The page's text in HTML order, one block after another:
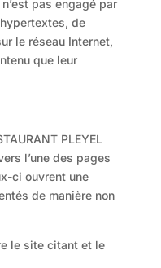
pas engagé par
de
le réseau Internet,
que leur
PLEYEL
l’une des pages
ci ouvrent une
de manière non
le site citant et le